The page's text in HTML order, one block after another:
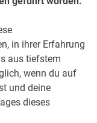
in ihrer Erfahrung
aus tiefstem
wenn du auf
und deine
dieses